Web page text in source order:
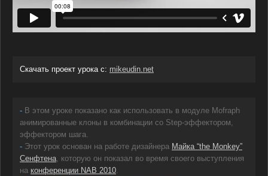
Скачать проект урока c: mikeudin.net
- В этом уроке показано как использовать в модуле Mofraph
анимированные клоны в комбинации со Step-эффектором,
эффектором шага.
- Этот урок основан на работе дизайнера Майка “the Monkey”
Сенфтена, которую он показал во время своего выступления
на конференции NAB 2010.